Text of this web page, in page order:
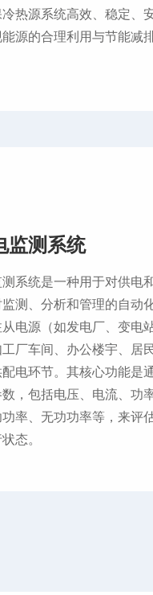
热源系统高效、稳定、
源的合理利用与节能减
监测系统
系统是一种用于对供电
测、分析和管理的自动
电源（如发电厂、变电
厂车间、办公楼宇、居
电环节。其核心功能是
，包括电压、电流、功
率、无功功率等，来评
态。